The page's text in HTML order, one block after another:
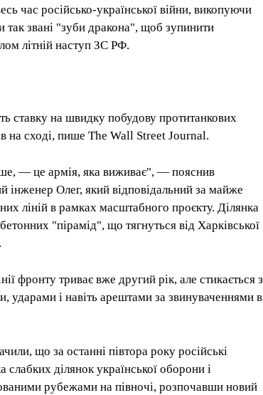
час російсько-української війни, викопуючи
так звані "зуби дракона", щоб зупинити
літній наступ ЗС РФ.
ставку на швидку побудову протитанкових
на сході, пише The Wall Street Journal.
— це армія, яка виживає", — пояснив
інженер Олег, який відповідальний за майже
ліній в рамках масштабного проєкту. Ділянка
"пірамід", що тягнуться від Харківської
фронту триває вже другий рік, але стикається з
ударами і навіть арештами за звинуваченнями в
що за останні півтора року російські
слабких ділянок української оборони і
рубежами на півночі, розпочавши новий